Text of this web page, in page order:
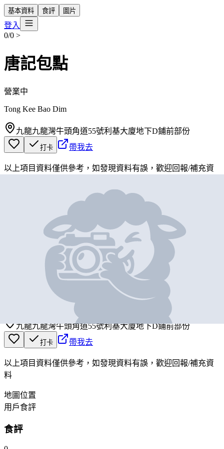
基本資料 食評 圖片
登入
0/0 >
唐記包點
營業中
Tong Kee Bao Dim
九龍九龍灣牛頭角道55號利基大廈地下D鋪前部份
打卡 帶我去
以上項目資料僅供參考，如發現資料有誤，歡迎回報/補充資
唐記包點
九龍九龍灣牛頭角道55號利基大廈地下D鋪前部份
打卡 帶我去
以上項目資料僅供參考，如發現資料有誤，歡迎回報/補充資
料
地圖位置
用戶食評
食評